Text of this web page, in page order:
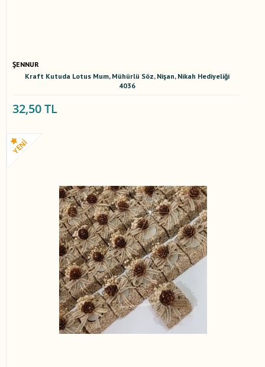
ŞENNUR
Kraft Kutuda Lotus Mum, Mühürlü Söz, Nişan, Nikah Hediyeliği
4036
32,50 TL